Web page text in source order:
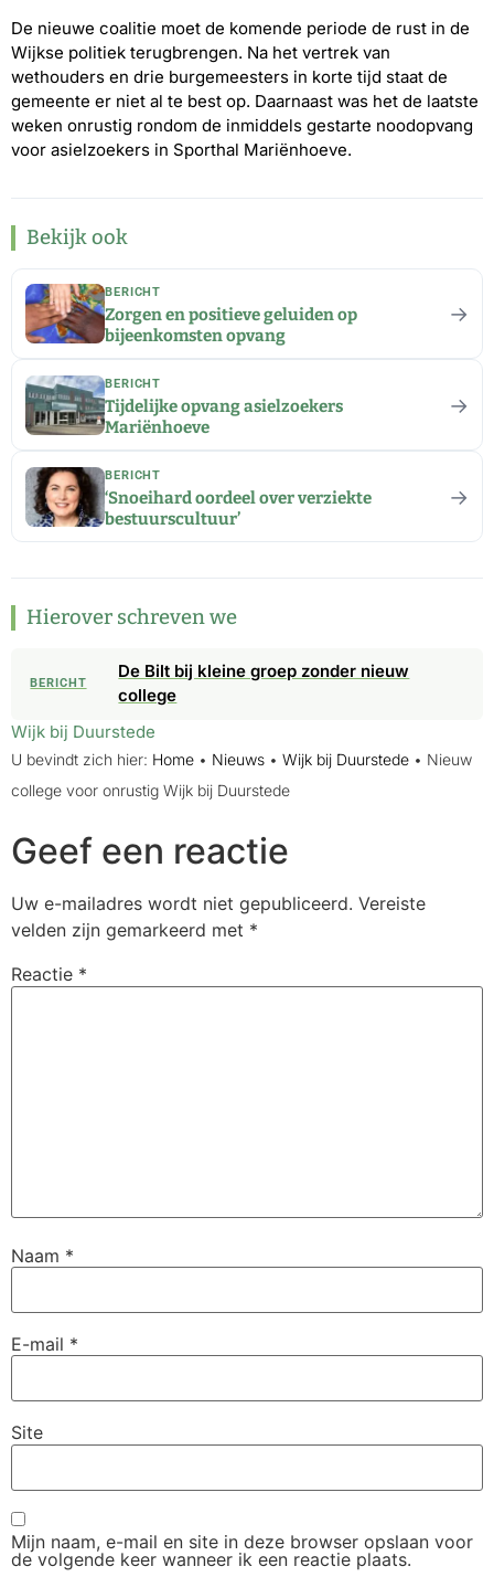
De nieuwe coalitie moet de komende periode de rust in de
Wijkse politiek terugbrengen. Na het vertrek van
wethouders en drie burgemeesters in korte tijd staat de
gemeente er niet al te best op. Daarnaast was het de laatste
weken onrustig rondom de inmiddels gestarte noodopvang
voor asielzoekers in Sporthal Mariënhoeve.
Bekijk ook
BERICHT
Zorgen en positieve geluiden op
bijeenkomsten opvang
→
BERICHT
Tijdelijke opvang asielzoekers
Mariënhoeve
→
BERICHT
‘Snoeihard oordeel over verziekte
bestuurscultuur’
→
Hierover schreven we
BERICHT
De Bilt bij kleine groep zonder nieuw
college
Wijk bij Duurstede
U bevindt zich hier: Home • Nieuws • Wijk bij Duurstede • Nieuw
college voor onrustig Wijk bij Duurstede
Geef een reactie
Uw e-mailadres wordt niet gepubliceerd. Vereiste
velden zijn gemarkeerd met *
Reactie *
Naam *
E-mail *
Site
Mijn naam, e-mail en site in deze browser opslaan voor
de volgende keer wanneer ik een reactie plaats.